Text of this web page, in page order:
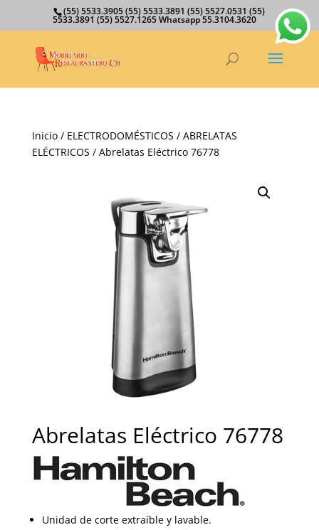
(55) 5533.3905 (55) 5533.3891 (55) 5527.0531 (55)
5533.3891 (55) 5527.1265 Whatsapp 55.3104.3620
Inicio/ ELECTRODOMÉSTICOS / ABRELATAS
ELÉCTRICOS / Abrelatas Eléctrico 76778
Abrelatas Eléctrico 76778
Unidad de corte extraíble y lavable.